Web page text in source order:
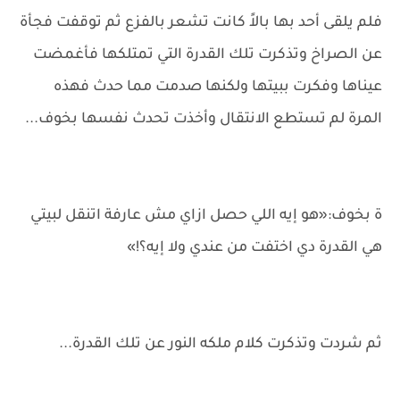
فلم يلقى أحد بها بالاً كانت تشعر بالفزع ثم توقفت فجأة
عن الصراخ وتذكرت تلك القدرة التي تمتلكها فأغمضت
عيناها وفكرت ببيتها ولكنها صدمت مما حدث فهذه
المرة لم تستطع الانتقال وأخذت تحدث نفسها بخوف...
ة بخوف:«هو إيه اللي حصل ازاي مش عارفة اتنقل لبيتي
هي القدرة دي اختفت من عندي ولا إيه؟!»
ثم شردت وتذكرت كلام ملكه النور عن تلك القدرة...